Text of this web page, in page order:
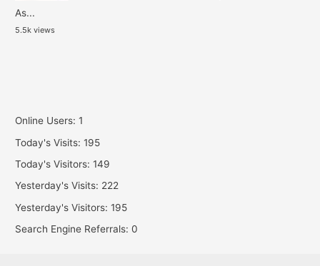
As...
5.5k views
Online Users:1
Today's Visits:195
Today's Visitors:149
Yesterday's Visits: 222
Yesterday's Visitors:195
Search Engine Referrals:0